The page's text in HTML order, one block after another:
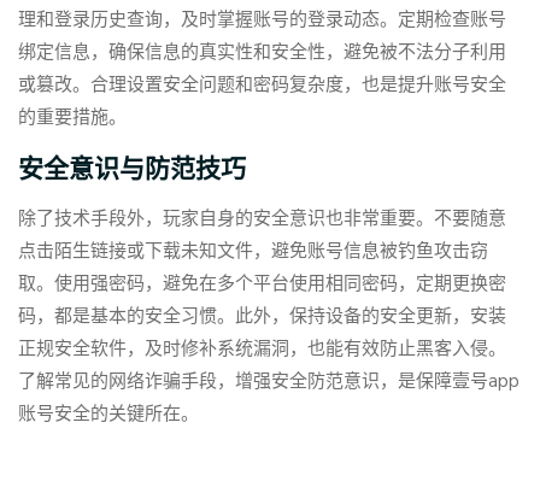
理和登录历史查询，及时掌握账号的登录动态。定期检查账号
绑定信息，确保信息的真实性和安全性，避免被不法分子利用
或篡改。合理设置安全问题和密码复杂度，也是提升账号安全
的重要措施。
安全意识与防范技巧
除了技术手段外，玩家自身的安全意识也非常重要。不要随意
点击陌生链接或下载未知文件，避免账号信息被钓鱼攻击窃
取。使用强密码，避免在多个平台使用相同密码，定期更换密
码，都是基本的安全习惯。此外，保持设备的安全更新，安装
正规安全软件，及时修补系统漏洞，也能有效防止黑客入侵。
了解常见的网络诈骗手段，增强安全防范意识，是保障壹号app
账号安全的关键所在。